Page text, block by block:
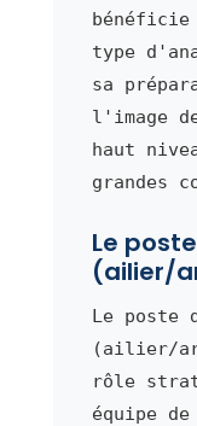
bénéficie
type
sa
l'image
haut
grandes
Le
(ailier/
Le poste
(ailier/
rôle
équipe